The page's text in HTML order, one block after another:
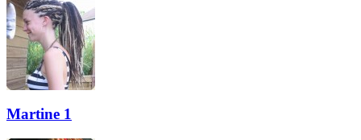
Martine 1